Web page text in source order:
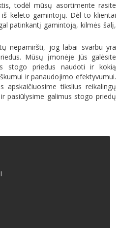
todėl mūsų asortimente rasite
keleto gamintojų. Dėl to klientai
patinkantį gamintoją, kilmės šalį,
nepamiršti, jog labai svarbu yra
Mūsų įmonėje Jūs galėsite
stogo priedus naudoti ir kokią
ir panaudojimo efektyvumui.
apskaičiuosime tikslius reikalingų
pasiūlysime galimus stogo priedų